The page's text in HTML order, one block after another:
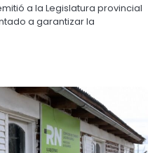
a la Legislatura provincial
a garantizar la